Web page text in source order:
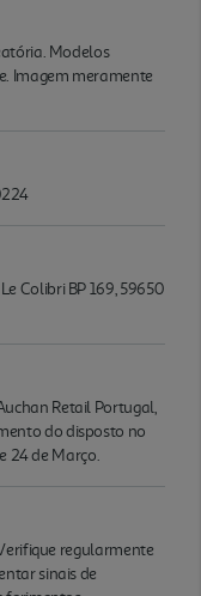
Modelos
Imagem meramente
Colibri BP 169, 59650
Retail Portugal,
do disposto no
24 de Março.
regularmente
sinais de